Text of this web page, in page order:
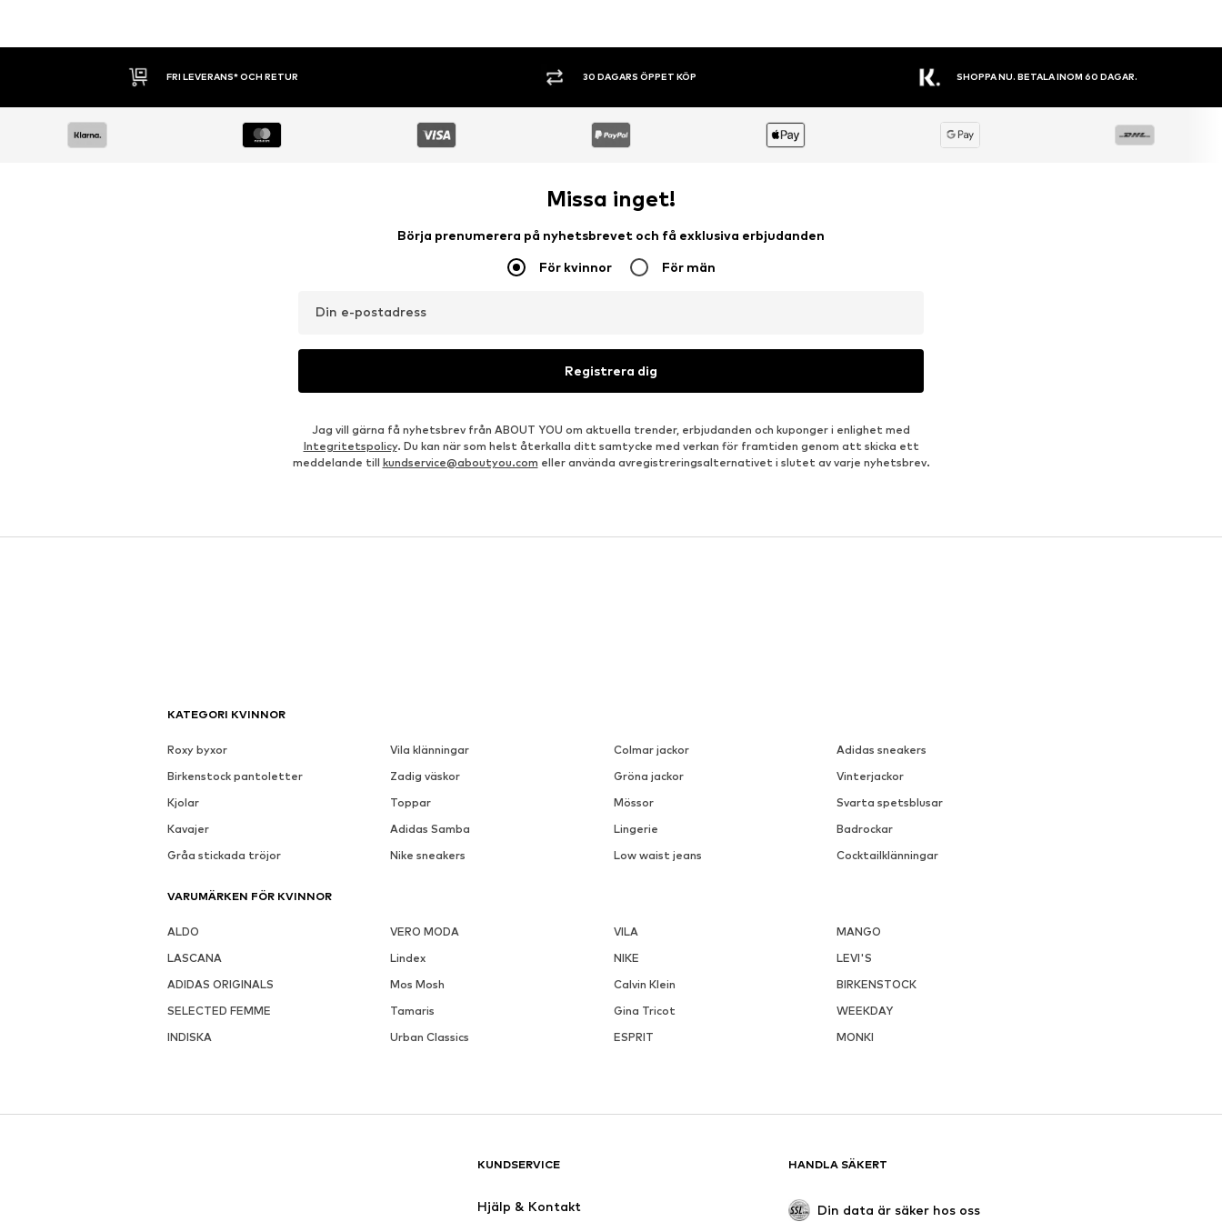
30 DAGARS ÖPPET KÖP SHOPPA NU. BETALA INOM 60 DAGAR. STORT SORTIMENT
Missa inget!
Börja prenumerera på nyhetsbrevet och få exklusiva erbjudanden
För kvinnor För män
Din e-postadress
Registrera dig
Jag vill gärna få nyhetsbrev från ABOUT YOU om aktuella trender, erbjudanden och kuponger i enlighet med
Integritetspolicy. Du kan när som helst återkalla ditt samtycke med verkan för framtiden genom att skicka ett
meddelande till kundservice@aboutyou.com eller använda avregistreringsalternativet i slutet av varje nyhetsbrev.
KATEGORI KVINNOR
Roxy byxor Vila klänningar Colmar jackor
Adidas sneakers
Birkenstock pantoletter
Zadig väskor Gröna jackor
Vinterjackor
Kjolar
Toppar Mössor
Svarta spetsblusar
Kavajer
Adidas Samba Lingerie
Badrockar
Gråa stickada tröjor
Nike sneakers Low waist jeans Cocktailklänningar
VARUMÄRKEN FÖR KVINNOR
ALDO VERO MODA VILA
MANGO
LASCANA
Lindex NIKE
LEVI'S
ADIDAS ORIGINALS
Mos Mosh Calvin Klein
BIRKENSTOCK
SELECTED FEMME
Tamaris Gina Tricot
WEEKDAY
INDISKA
Urban Classics ESPRIT MONKI
KUNDSERVICE
Hjälp & Kontakt
HANDLA SÄKERT
Din data är säker hos oss